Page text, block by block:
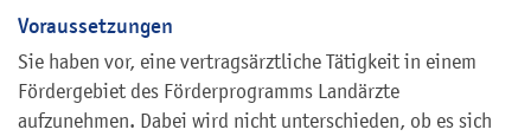
Voraussetzungen
Sie haben vor, eine vertragsärztliche Tätigkeit in einem
Fördergebiet des Förderprogramms Landärzte
aufzunehmen. Dabei wird nicht unterschieden, ob es sich